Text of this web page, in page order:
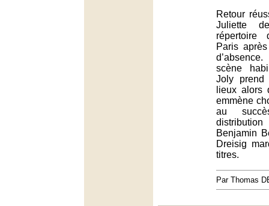
Retour
Juliette
répertoire
Paris
scène
Joly
lieux alors
emmène
au
Benjamin
Dreisig
titres.
Par Thomas